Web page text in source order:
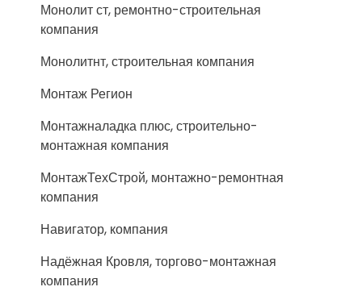
Монолит ст, ремонтно-строительная
компания
Монолитнт, строительная компания
Монтаж Регион
Монтажналадка плюс, строительно-
монтажная компания
МонтажТехСтрой, монтажно-ремонтная
компания
Навигатор, компания
Надёжная Кровля, торгово-монтажная
компания